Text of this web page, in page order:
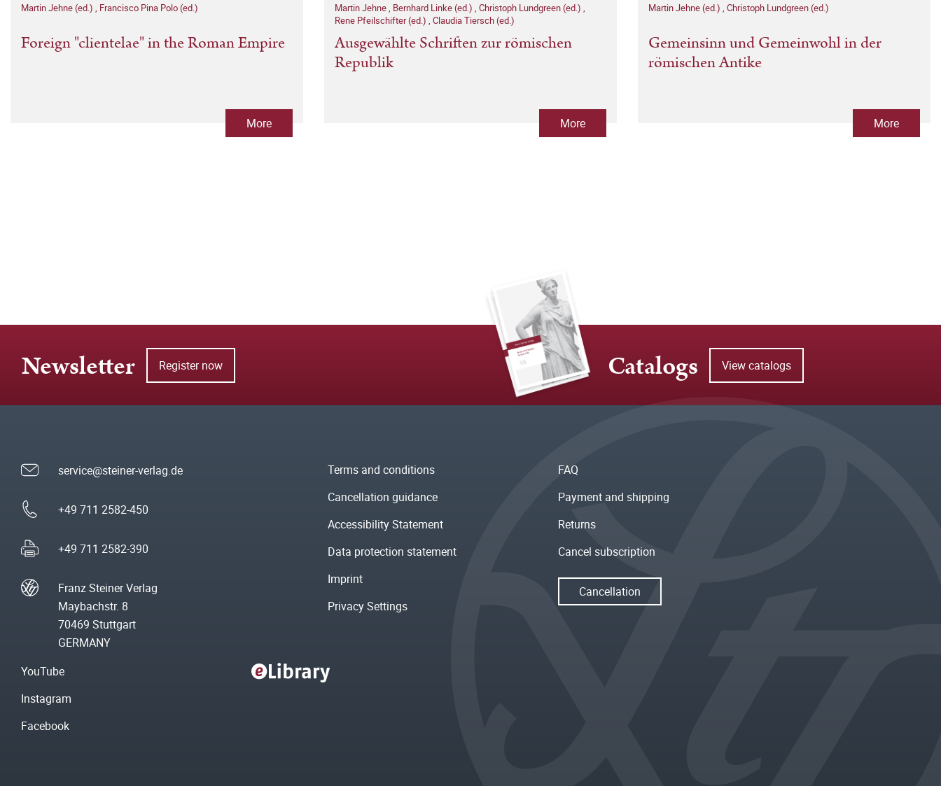
Martin Jehne (ed.) Francisco Pina Polo (ed.)
Foreign "clientelae" in the Roman Empire
More
Martin Jehne Bernhard Linke (ed.) Christoph Lundgreen (ed.)
Rene Pfeilschifter (ed.) Claudia Tiersch (ed.)
Ausgewählte Schriften zur römischen
Republik
More
Martin Jehne (ed.) Christoph Lundgreen (ed.)
Gemeinsinn und Gemeinwohl in der
römischen Antike
More
Newsletter Register now Catalogs View catalogs
service@steiner-verlag.de
+49 711 2582-450
+49 711 2582-390
Franz Steiner Verlag
Maybachstr. 8
70469 Stuttgart
GERMANY
Terms and conditions
Cancellation guidance
Accessibility Statement
Data protection statement
Imprint
Privacy Settings
FAQ
Payment and shipping
Returns
Cancel subscription
Cancellation
YouTube
Instagram
Facebook